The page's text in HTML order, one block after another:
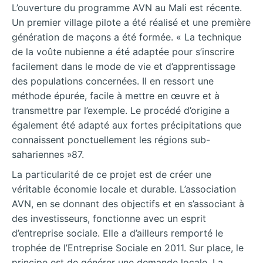
L’ouverture du programme AVN au Mali est récente.
Un premier village pilote a été réalisé et une première
génération de maçons a été formée. « La technique
de la voûte nubienne a été adaptée pour s’inscrire
facilement dans le mode de vie et d’apprentissage
des populations concernées. Il en ressort une
méthode épurée, facile à mettre en œuvre et à
transmettre par l’exemple. Le procédé d’origine a
également été adapté aux fortes précipitations que
connaissent ponctuellement les régions sub-
sahariennes »87.
La particularité de ce projet est de créer une
véritable économie locale et durable. L’association
AVN, en se donnant des objectifs et en s’associant à
des investisseurs, fonctionne avec un esprit
d’entreprise sociale. Elle a d’ailleurs remporté le
trophée de l’Entreprise Sociale en 2011. Sur place, le